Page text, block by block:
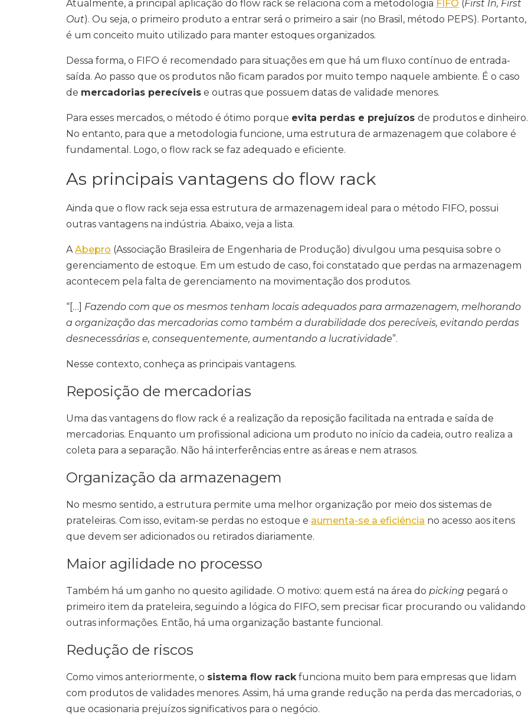
Atualmente, a principal aplicação do flow rack se relaciona com a metodologia FIFO (First In, First
Out). Ou seja, o primeiro produto a entrar será o primeiro a sair (no Brasil, método PEPS). Portanto,
é um conceito muito utilizado para manter estoques organizados.
Dessa forma, o FIFO é recomendado para situações em que há um fluxo contínuo de entrada-
saída. Ao passo que os produtos não ficam parados por muito tempo naquele ambiente. É o caso
de mercadorias perecíveis e outras que possuem datas de validade menores.
Para esses mercados, o método é ótimo porque evita perdas e prejuízos de produtos e dinheiro.
No entanto, para que a metodologia funcione, uma estrutura de armazenagem que colabore é
fundamental. Logo, o flow rack se faz adequado e eficiente.
As principais vantagens do flow rack
Ainda que o flow rack seja essa estrutura de armazenagem ideal para o método FIFO, possui
outras vantagens na indústria. Abaixo, veja a lista.
A Abepro (Associação Brasileira de Engenharia de Produção) divulgou uma pesquisa sobre o
gerenciamento de estoque. Em um estudo de caso, foi constatado que perdas na armazenagem
acontecem pela falta de gerenciamento na movimentação dos produtos.
“[…] Fazendo com que os mesmos tenham locais adequados para armazenagem, melhorando
a organização das mercadorias como também a durabilidade dos perecíveis, evitando perdas
desnecessárias e, consequentemente, aumentando a lucratividade”.
Nesse contexto, conheça as principais vantagens.
Reposição de mercadorias
Uma das vantagens do flow rack é a realização da reposição facilitada na entrada e saída de
mercadorias. Enquanto um profissional adiciona um produto no início da cadeia, outro realiza a
coleta para a separação. Não há interferências entre as áreas e nem atrasos.
Organização da armazenagem
No mesmo sentido, a estrutura permite uma melhor organização por meio dos sistemas de
prateleiras. Com isso, evitam-se perdas no estoque e aumenta-se a eficiência no acesso aos itens
que devem ser adicionados ou retirados diariamente.
Maior agilidade no processo
Também há um ganho no quesito agilidade. O motivo: quem está na área do picking pegará o
primeiro item da prateleira, seguindo a lógica do FIFO, sem precisar ficar procurando ou validando
outras informações. Então, há uma organização bastante funcional.
Redução de riscos
Como vimos anteriormente, o sistema flow rack funciona muito bem para empresas que lidam
com produtos de validades menores. Assim, há uma grande redução na perda das mercadorias, o
que ocasionaria prejuízos significativos para o negócio.